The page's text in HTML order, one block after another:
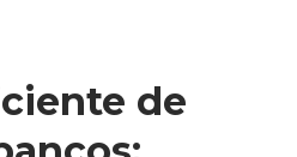
de